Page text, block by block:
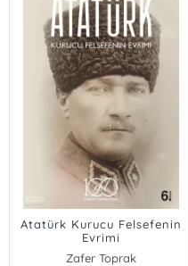
Atatürk Kurucu Felsefenin
Evrimi
Zafer Toprak